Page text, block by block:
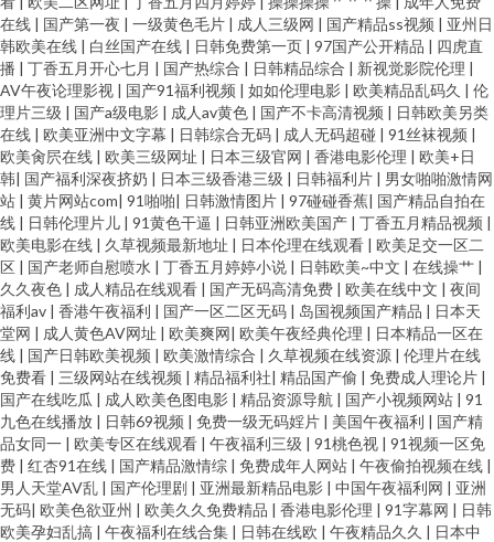
在线 | 国产第一夜 | 一级黄色毛片 | 成人三级网 | 国产精品ss视频 | 亚州日
韩欧美在线 | 白丝国产在线 | 日韩免费第一页 | 97国产公开精品 | 四虎直
播 | 丁香五月开心七月 | 国产热综合 | 日韩精品综合 | 新视觉影院伦理 |
AV午夜论理影视 | 国产91福利视频 | 如如伦理电影 | 欧美精品乱码久 | 伦
理片三级 | 国产a级电影 | 成人av黄色 | 国产不卡高清视频 | 日韩欧美另类
在线 | 欧美亚洲中文字幕 | 日韩综合无码 | 成人无码超碰 | 91丝袜视频 |
欧美肏屄在线 | 欧美三级网址 | 日本三级官网 | 香港电影伦理 | 欧美+日
韩| 国产福利深夜挤奶 | 日本三级香港三级 | 日韩福利片 | 男女啪啪激情网
站 | 黄片网站com| 91啪啪| 日韩激情图片 | 97碰碰香蕉| 国产精品自拍在
线 | 日韩伦理片儿 | 91黄色干逼 | 日韩亚洲欧美国产 | 丁香五月精品视频 |
欧美电影在线 | 久草视频最新地址 | 日本伦理在线观看 | 欧美足交一区二
区 | 国产老师自慰喷水 | 丁香五月婷婷小说 | 日韩欧美~中文 | 在线操艹 |
久久夜色 | 成人精品在线观看 | 国产无码高清免费 | 欧美在线中文 | 夜间
福利av | 香港午夜福利 | 国产一区二区无码 | 岛国视频国产精品 | 日本天
堂网 | 成人黄色AV网址 | 欧美爽网| 欧美午夜经典伦理 | 日本精品一区在
线 | 国产日韩欧美视频 | 欧美激情综合 | 久草视频在线资源 | 伦理片在线
免费看 | 三级网站在线视频 | 精品福利社| 精品国产偷 | 免费成人理论片 |
国产在线吃瓜 | 成人欧美色图电影 | 精品资源导航 | 国产小视频网站 | 91
九色在线播放 | 日韩69视频 | 免费一级无码婬片 | 美国午夜福利 | 国产精
品女同一 | 欧美专区在线观看 | 午夜福利三级 | 91桃色视 | 91视频一区免
费 | 红杏91在线 | 国产精品激情综 | 免费成年人网站 | 午夜偷拍视频在线 |
男人天堂AV乱 | 国产伦理剧 | 亚洲最新精品电影 | 中国午夜福利网 | 亚洲
无码| 欧美色欲亚州 | 欧美久久免费精品 | 香港电影伦理 | 91字幕网 | 日韩
欧美孕妇乱搞 | 午夜福利在线合集 | 日韩在线欧 | 午夜精品久久 | 日本中